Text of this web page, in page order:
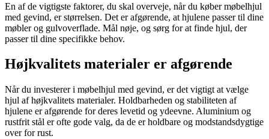
En af de vigtigste faktorer, du skal overveje, når du køber møbelhjul
med gevind, er størrelsen. Det er afgørende, at hjulene passer til dine
møbler og gulvoverflade. Mål nøje, og sørg for at finde hjul, der
passer til dine specifikke behov.
Højkvalitets materialer er afgørende
Når du investerer i møbelhjul med gevind, er det vigtigt at vælge
hjul af højkvalitets materialer. Holdbarheden og stabiliteten af
hjulene er afgørende for deres levetid og ydeevne. Aluminium og
rustfrit stål er ofte gode valg, da de er holdbare og modstandsdygtige
over for rust.